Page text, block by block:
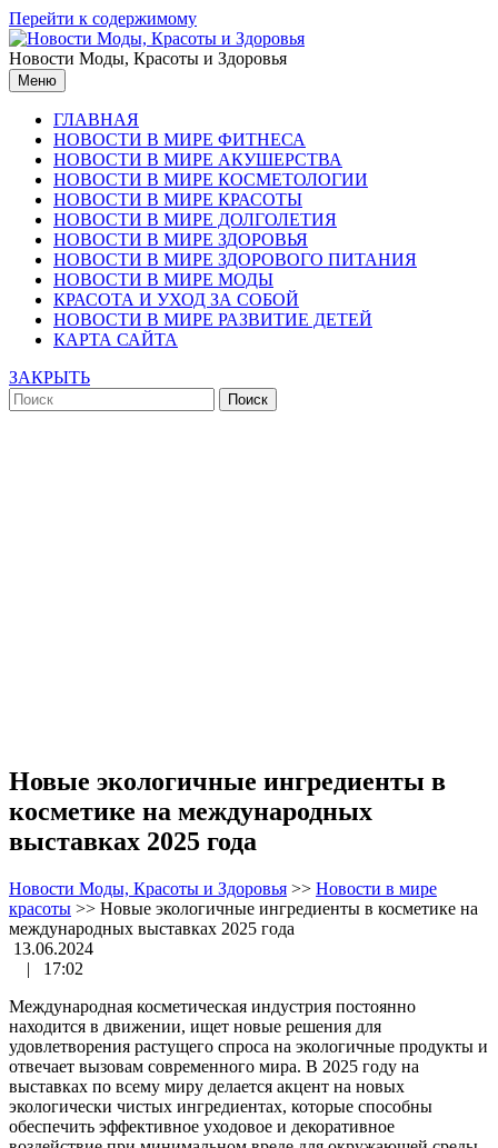
Перейти к содержимому
Новости Моды, Красоты и Здоровья
Меню
ГЛАВНАЯ
НОВОСТИ В МИРЕ ФИТНЕСА
НОВОСТИ В МИРЕ АКУШЕРСТВА
НОВОСТИ В МИРЕ КОСМЕТОЛОГИИ
НОВОСТИ В МИРЕ КРАСОТЫ
НОВОСТИ В МИРЕ ДОЛГОЛЕТИЯ
НОВОСТИ В МИРЕ ЗДОРОВЬЯ
НОВОСТИ В МИРЕ ЗДОРОВОГО ПИТАНИЯ
НОВОСТИ В МИРЕ МОДЫ
КРАСОТА И УХОД ЗА СОБОЙ
НОВОСТИ В МИРЕ РАЗВИТИЕ ДЕТЕЙ
КАРТА САЙТА
ЗАКРЫТЬ
Новые экологичные ингредиенты в
косметике на международных
выставках 2025 года
Новости Моды, Красоты и Здоровья >> Новости в мире
красоты >> Новые экологичные ингредиенты в косметике на
международных выставках 2025 года
13.06.2024
|
17:02
Международная косметическая индустрия постоянно
находится в движении, ищет новые решения для
удовлетворения растущего спроса на экологичные продукты и
отвечает вызовам современного мира. В 2025 году на
выставках по всему миру делается акцент на новых
экологически чистых ингредиентах, которые способны
обеспечить эффективное уходовое и декоративное